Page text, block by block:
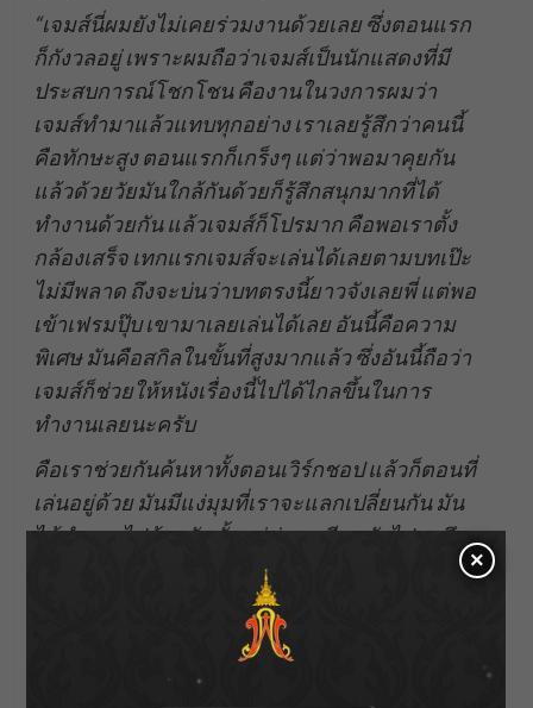
“เจมส์นี่ผมยังไม่เคยร่วมงานด้วยเลย ซึ่งตอนแรก
ก็กังวลอยู่ เพราะผมถือว่าเจมส์เป็นนักแสดงที่มี
ประสบการณ์โชกโชน คืองานในวงการผมว่า
เจมส์ทำมาแล้วแทบทุกอย่าง เราเลยรู้สึกว่าคนนี้
คือทักษะสูง ตอนแรกก็เกร็งๆ แต่ว่าพอมาคุยกัน
แล้วด้วยวัยมันใกล้กันด้วยก็รู้สึกสนุกมากที่ได้
ทำงานด้วยกัน แล้วเจมส์ก็โปรมาก คือพอเราตั้ง
กล้องเสร็จ เทกแรกเจมส์จะเล่นได้เลยตามบทเป๊ะ
ไม่มีพลาด ถึงจะบ่นว่าบทตรงนี้ยาวจังเลยพี่ แต่พอ
เข้าเฟรมปุ๊บ เขามาเลยเล่นได้เลย อันนี้คือความ
พิเศษ มันคือสกิลในขั้นที่สูงมากแล้ว ซึ่งอันนี้ถือว่า
เจมส์ก็ช่วยให้หนังเรื่องนี้ไปได้ไกลขึ้นในการ
ทำงานเลยนะครับ
คือเราช่วยกันค้นหาทั้งตอนเวิร์กชอป แล้วก็ตอนที่
เล่นอยู่ด้วย มันมีแง่มุมที่เราจะแลกเปลี่ยนกัน มัน
ได้ทำงานไปด้วยกันตั้งแต่ช่วงเตรียมตัวไปจนถึง
ช่วงถ่ายทำ ซึ่งนักแสดงต้องแบกทั้งเรื่องด้วยเราก็
ต้องฟังความคิดเห็นของนักแสดงด้วย ซึ่งเจมส์ก็
Physical และ Mentality เลย
×